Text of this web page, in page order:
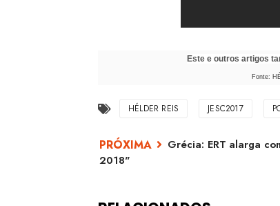
Este e outros artigos
Fonte:
HÉLDER REIS JESC2017
Grécia: ERT alarga
2018"